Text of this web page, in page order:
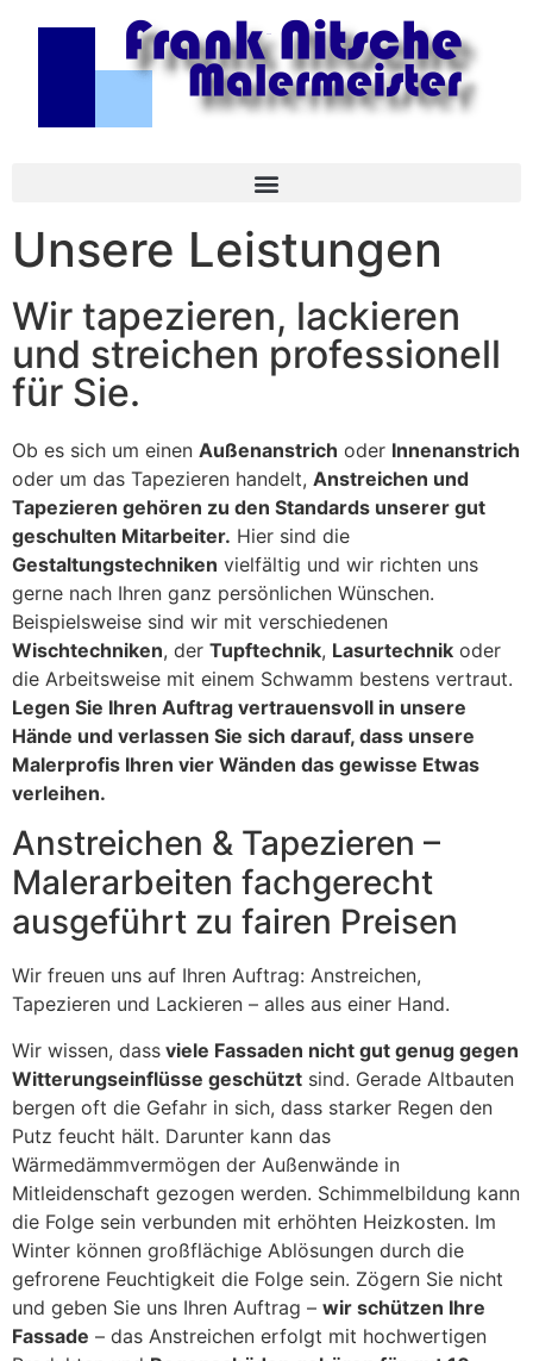
Unsere Leistungen
Wir tapezieren, lackieren
und streichen professionell
für Sie.
Ob es sich um einen Außenanstrich oder Innenanstrich
oder um das Tapezieren handelt, Anstreichen und
Tapezieren gehören zu den Standards unserer gut
geschulten Mitarbeiter. Hier sind die
Gestaltungstechniken vielfältig und wir richten uns
gerne nach Ihren ganz persönlichen Wünschen.
Beispielsweise sind wir mit verschiedenen
Wischtechniken, der Tupftechnik, Lasurtechnik oder
die Arbeitsweise mit einem Schwamm bestens vertraut.
Legen Sie Ihren Auftrag vertrauensvoll in unsere
Hände und verlassen Sie sich darauf, dass unsere
Malerprofis Ihren vier Wänden das gewisse Etwas
verleihen.
Anstreichen & Tapezieren –
Malerarbeiten fachgerecht
ausgeführt zu fairen Preisen
Wir freuen uns auf Ihren Auftrag: Anstreichen,
Tapezieren und Lackieren – alles aus einer Hand.
Wir wissen, dass viele Fassaden nicht gut genug gegen
Witterungseinflüsse geschützt sind. Gerade Altbauten
bergen oft die Gefahr in sich, dass starker Regen den
Putz feucht hält. Darunter kann das
Wärmedämmvermögen der Außenwände in
Mitleidenschaft gezogen werden. Schimmelbildung kann
die Folge sein verbunden mit erhöhten Heizkosten. Im
Winter können großflächige Ablösungen durch die
gefrorene Feuchtigkeit die Folge sein. Zögern Sie nicht
und geben Sie uns Ihren Auftrag – wir schützen Ihre
Fassade – das Anstreichen erfolgt mit hochwertigen